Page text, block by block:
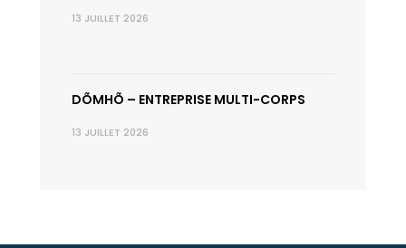
13 JUILLET 2026
DÕMHÕ – ENTREPRISE MULTI-CORPS
13 JUILLET 2026